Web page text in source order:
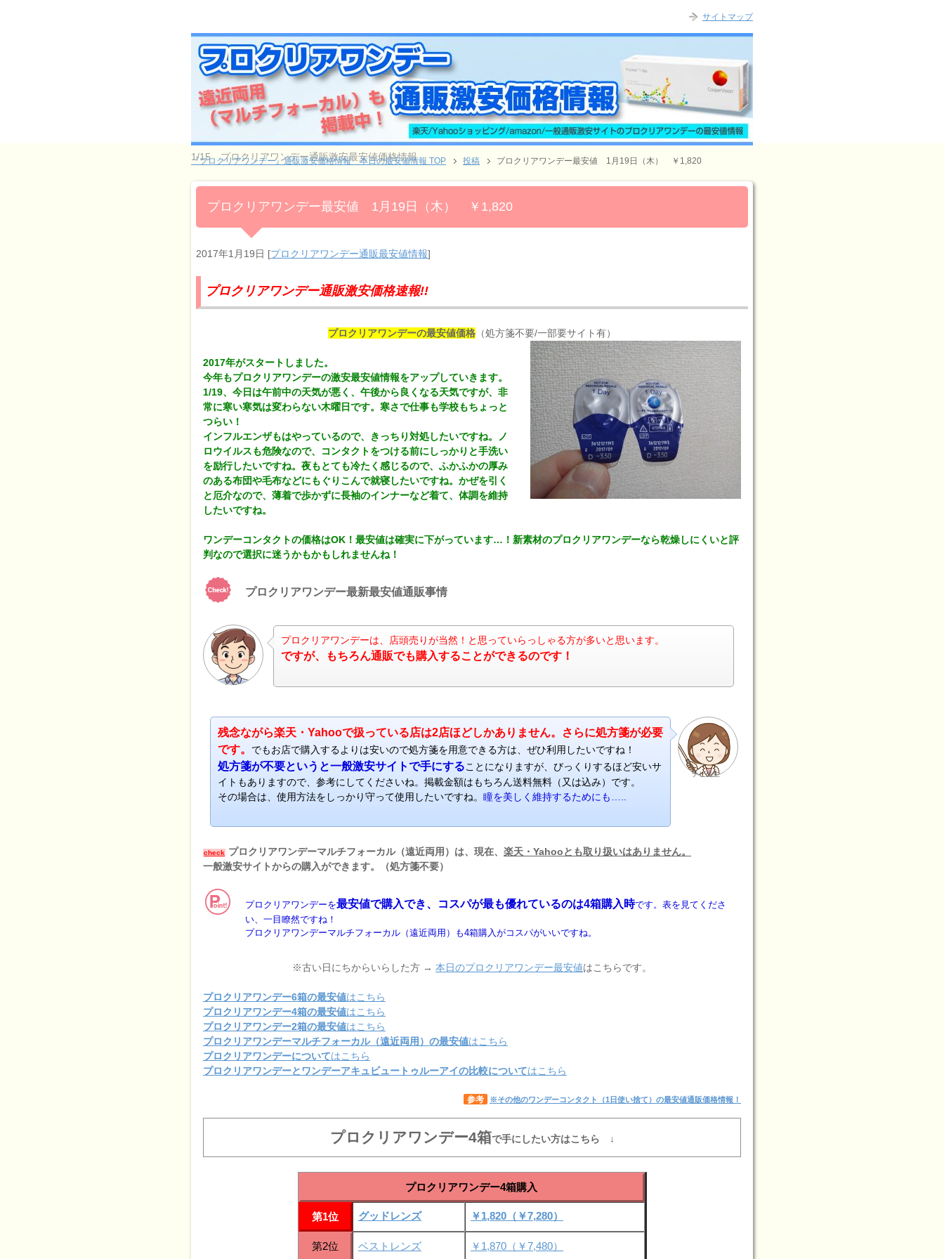
1/15 プロクリアワンデー通販激安最安値価格情報
『プロクリアワンデー』通販激安価格情報 本日の最安値情報 TOP 投稿 プロクリアワンデー最安値 1月19日（木） ￥1,820
プロクリアワンデー最安値 1月19日（木） ￥1,820
2017年1月19日 [プロクリアワンデー通販最安値情報]
プロクリアワンデー通販激安価格速報!!
プロクリアワンデーの最安値価格 （処方箋不要/一部要サイト有）
2017年がスタートしました。
今年もプロクリアワンデーの激安最安値情報をアップしていきます。
1/19、今日は午前中の天気が悪く、午後から良くなる天気ですが、非
常に寒い寒気は変わらない木曜日です。寒さで仕事も学校もちょっと
つらい！
インフルエンザもはやっているので、きっちり対処したいですね。ノ
ロウイルスも危険なので、コンタクトをつける前にしっかりと手洗い
を励行したいですね。夜もとても冷たく感じるので、ふかふかの厚み
のある布団や毛布などにもぐりこんで就寝したいですね。かぜを引く
と厄介なので、薄着で歩かずに長袖のインナーなど着て、体調を維持
したいですね。
ワンデーコンタクトの価格はOK！最安値は確実に下がっています…！新素材のプロクリアワンデーなら乾燥しにくいと評
判なので選択に迷うかもかもしれませんね！
プロクリアワンデー最新最安値通販事情
ナビ
プロクリアワンデーは、店頭売りが当然！と思っていらっしゃる方が多いと思います。
ですが、もちろん通販でも購入することができるのです！
ナビ先生
残念ながら楽天・Yahooで扱っている店は2店ほどしかありません。さらに処方箋が必要
です。 でもお店で購入するよりは安いので処方箋を用意できる方は、ぜひ利用したいですね！
処方箋が不要というと一般激安サイトで手にすることになりますが、びっくりするほど安いサ
イトもありますので、参考にしてくださいね。掲載金額はもちろん送料無料（又は込み）です。
その場合は、使用方法をしっかり守って使用したいですね。 瞳を美しく維持するためにも…..
check プロクリアワンデーマルチフォーカル（遠近両用）は、現在、 楽天・Yahooとも取り扱いはありません。
一般激安サイトからの購入ができます。（処方箋不要）
プロクリアワンデーを最安値で購入でき、コスパが最も優れているのは4箱購入時です。表を見てくださ
い、一目瞭然ですね！
プロクリアワンデーマルチフォーカル（遠近両用）も4箱購入がコスパがいいですね。
※古い日にちからいらした方 → 本日のプロクリアワンデー最安値はこちらです。
プロクリアワンデー6箱の最安値はこちら
プロクリアワンデー4箱の最安値はこちら
プロクリアワンデー2箱の最安値はこちら
プロクリアワンデーマルチフォーカル（遠近両用）の最安値はこちら
プロクリアワンデーについてはこちら
プロクリアワンデーとワンデーアキュビュートゥルーアイの比較についてはこちら
参考 ※その他のワンデーコンタクト（1日使い捨て）の最安値通販価格情報！
プロクリアワンデー4箱で手にしたい方はこちら ↓
プロクリアワンデー4箱購入
第1位 グッドレンズ ￥1,820（￥7,280）
第2位 ベストレンズ ￥1,870（￥7,480）
サイトマップ